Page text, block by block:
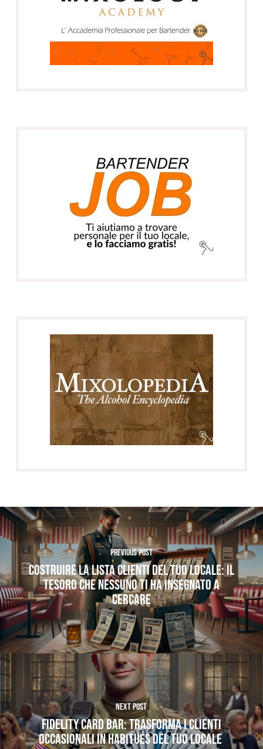
Previous Post
Costruire la Lista Clienti del tuo locale: Il
tesoro che nessuno ti ha insegnato a
cercare
Next Post
Fidelity Card Bar: trasforma i clienti
occasionali in habitués del tuo locale